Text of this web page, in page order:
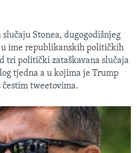
Stonea, dugogodišnjeg
ime republikanskih političkih
tri politički zataškavana slučaja
tjedna a u kojima je Trump
tweetovima.